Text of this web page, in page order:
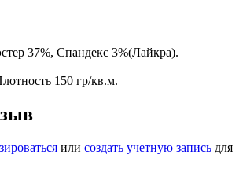
37%, Спандекс 3%(Лайкра).
150 гр/кв.м.
или создать учетную запись для